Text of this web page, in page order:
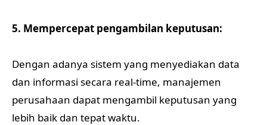
5. Mempercepat pengambilan keputusan:
Dengan adanya sistem yang menyediakan data
dan informasi secara real-time, manajemen
perusahaan dapat mengambil keputusan yang
lebih baik dan tepat waktu.